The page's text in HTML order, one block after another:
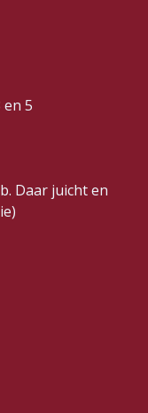
en 5
Daar juicht en